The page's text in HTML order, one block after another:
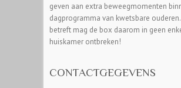
geven aan extra beweegmomenten
dagprogramma van kwetsbare
betreft mag de box daarom in geen
huiskamer ontbreken!
CONTACTGEGEVENS